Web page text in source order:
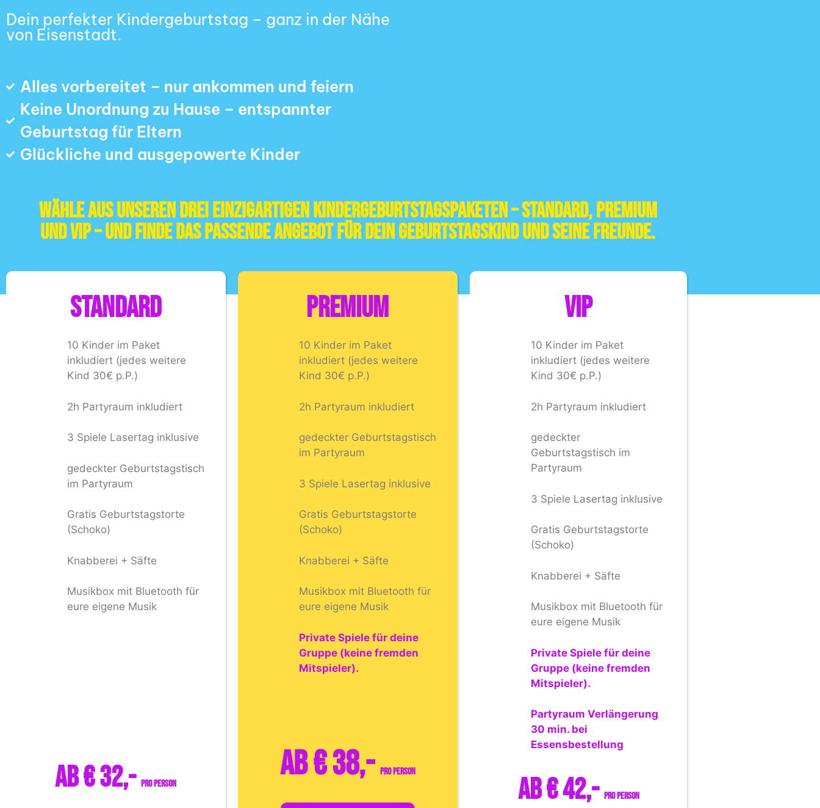
Dein perfekter Kindergeburtstag – ganz in der Nähe
von Eisenstadt.
Alles vorbereitet – nur ankommen und feiern
Keine Unordnung zu Hause – entspannter
Geburtstag für Eltern
Glückliche und ausgepowerte Kinder
Wähle aus unseren drei einzigartigen Kindergeburtstagspaketen – Standard, Premium
und VIP – und finde das passende Angebot für dein Geburtstagskind und seine Freunde.
STANDARD
10 Kinder im Paket
inkludiert (jedes weitere
Kind 30€ p.P.)
2h Partyraum inkludiert
3 Spiele Lasertag inklusive
gedeckter Geburtstagstisch
im Partyraum
Gratis Geburtstagstorte
(Schoko)
Knabberei + Säfte
Musikbox mit Bluetooth für
eure eigene Musik
ab € 32,-pro Person
PREMIUM
10 Kinder im Paket
inkludiert (jedes weitere
Kind 30€ p.P.)
2h Partyraum inkludiert
gedeckter Geburtstagstisch
im Partyraum
3 Spiele Lasertag inklusive
Gratis Geburtstagstorte
(Schoko)
Knabberei + Säfte
Musikbox mit Bluetooth für
eure eigene Musik
Private Spiele für deine
Gruppe (keine fremden
Mitspieler).
ab € 38,- pro Person
VIP
10 Kinder im Paket
inkludiert (jedes weitere
Kind 30€ p.P.)
2h Partyraum inkludiert
gedeckter
Geburtstagstisch im
Partyraum
3 Spiele Lasertag inklusive
Gratis Geburtstagstorte
(Schoko)
Knabberei + Säfte
Musikbox mit Bluetooth für
eure eigene Musik
Private Spiele für deine
Gruppe (keine fremden
Mitspieler).
Partyraum Verlängerung
30 min. bei
Essensbestellung
ab € 42,- pro Person